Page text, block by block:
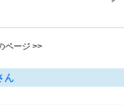
ページ >>
ん